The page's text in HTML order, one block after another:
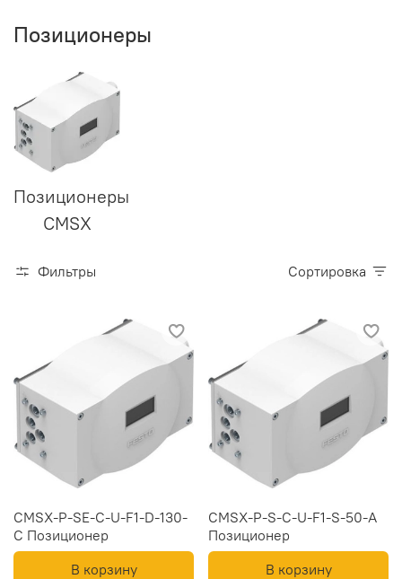
Позиционеры
Позиционеры
CMSX
Фильтры Сортировка
CMSX-P-SE-C-U-F1-D-130-
C Позиционер
В корзину
CMSX-P-S-C-U-F1-S-50-A
Позиционер
В корзину